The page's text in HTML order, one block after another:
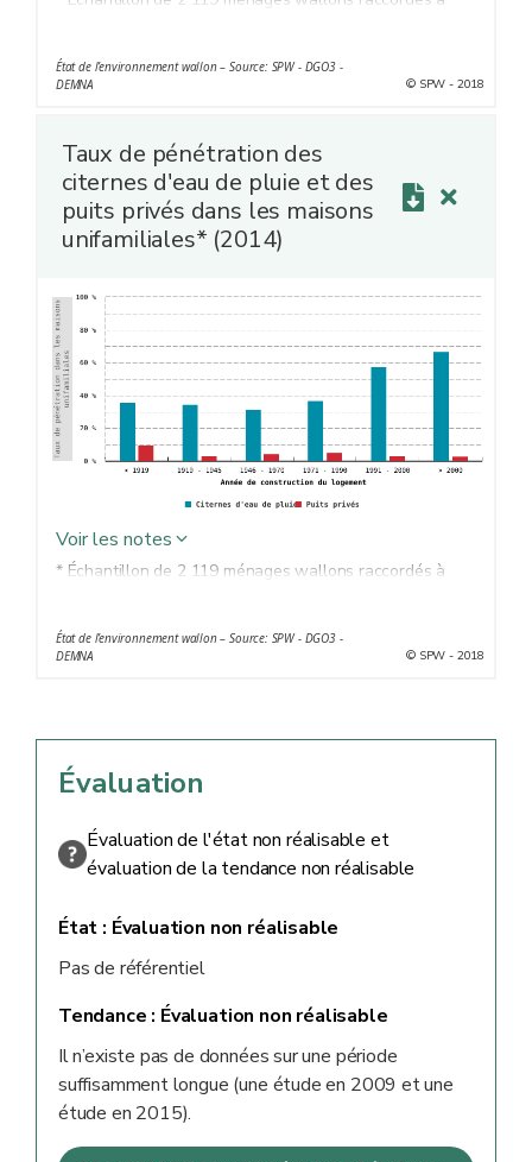
représentatif de la population wallonne)
État de l’environnement wallon – Source: SPW - DGO3 -
DEMNA
© SPW - 2018
Taux de pénétration des
citernes d'eau de pluie et des
puits privés dans les maisons
unifamiliales* (2014)
Voir les notes
* Échantillon de 2 119 ménages wallons raccordés à
représentatif de la population wallonne)
État de l’environnement wallon – Source: SPW - DGO3 -
DEMNA
© SPW - 2018
Évaluation
Évaluation de l'état non réalisable et
évaluation de la tendance non réalisable
État : Évaluation non réalisable
Pas de référentiel
Tendance : Évaluation non réalisable
Il n’existe pas de données sur une période
suffisamment longue (une étude en 2009 et une
étude en 2015).